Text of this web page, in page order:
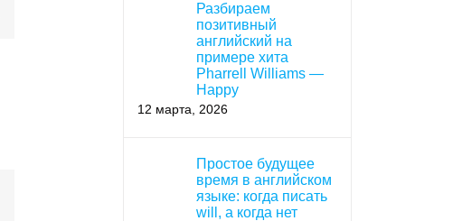
Разбираем
позитивный
английский на
примере хита
Pharrell Williams —
Happy
12 марта, 2026
Простое будущее
время в английском
языке: когда писать
will, а когда нет